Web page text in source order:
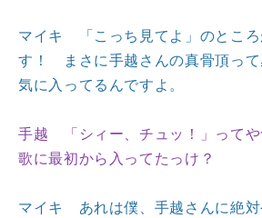
マイキ 「こっち見てよ」のところ
す！ まさに手越さんの真骨頂って
気に入ってるんですよ。
手越 「シィー、チュッ！」ってや
歌に最初から入ってたっけ？
マイキ あれは僕、手越さんに絶対